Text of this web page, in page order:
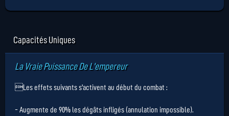
Capacités Uniques
La Vraie Puissance De L'empereur
Les effets suivants s'activent au début du combat :
- Augmente de 90% les dégâts infligés (annulation impossible).